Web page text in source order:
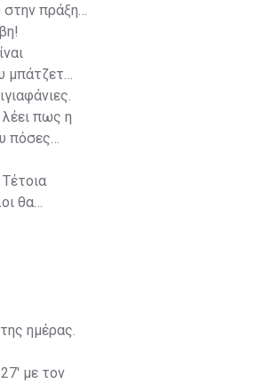
στην πράξη
μπάτζετ
πως η
πόσες
θα
ημέρας.
με τον